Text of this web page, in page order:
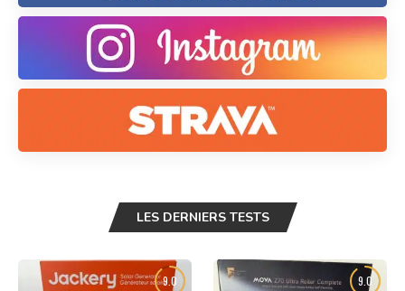
LES DERNIERS TESTS
9.0 9.0